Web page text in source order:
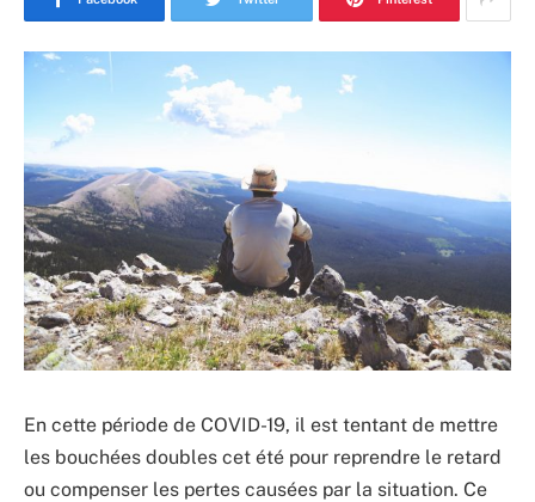
En cette période de COVID-19, il est tentant de mettre
les bouchées doubles cet été pour reprendre le retard
ou compenser les pertes causées par la situation. Ce